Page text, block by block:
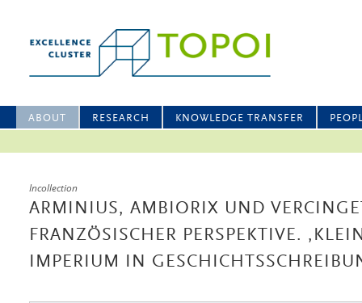
ABOUT RESEARCH KNOWLEDGE TRANSFER
Incollection
ARMINIUS, AMBIORIX UND
FRANZÖSISCHER PERSPEKTIVE.
IMPERIUM IN